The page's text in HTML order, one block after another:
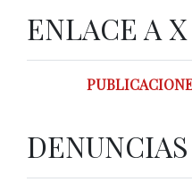
ENLACE A X